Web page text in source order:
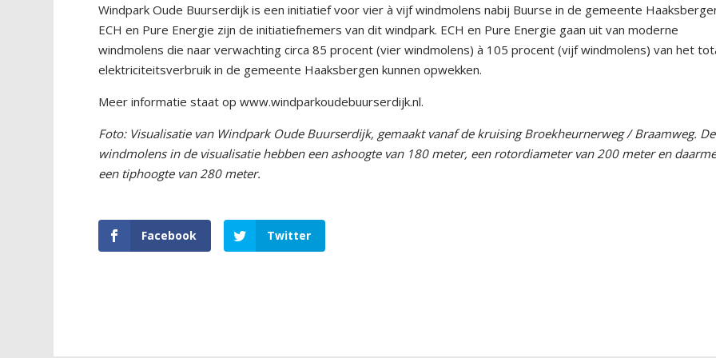
Windpark Oude Buurserdijk is een initiatief voor vier à vijf windmolens nabij Buurse in de gemeente
ECH en Pure Energie zijn de initiatiefnemers van dit windpark. ECH en Pure Energie gaan uit van moderne
windmolens die naar verwachting circa 85 procent (vier windmolens) à 105 procent (vijf windmolens) van het
elektriciteitsverbruik in de gemeente Haaksbergen kunnen opwekken.
Meer informatie staat op www.windparkoudebuurserdijk.nl.
Foto: Visualisatie van Windpark Oude Buurserdijk, gemaakt vanaf de kruising Broekheurnerweg / Braamweg. De
windmolens in de visualisatie hebben een ashoogte van 180 meter, een rotordiameter van 200 meter en
een tiphoogte van 280 meter.
Facebook Twitter